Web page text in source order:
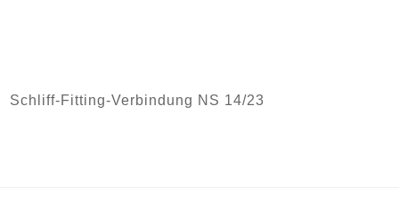
Schliff-Fitting-Verbindung NS 14/23